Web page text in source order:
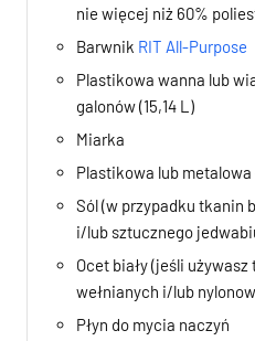
nie więcej niż 60%
Barwnik RIT All-Purpose
Plastikowa wanna lub
galonów (15,14 L)
Miarka
Plastikowa lub metalowa
Sól (w przypadku tkanin
i/lub sztucznego
Ocet biały (jeśli
wełnianych i/lub
Płyn do mycia naczyń